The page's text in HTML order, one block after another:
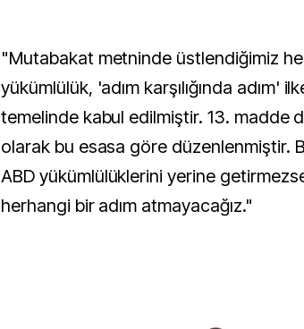
"Mutabakat metninde üstlendiğimiz
yükümlülük, 'adım karşılığında adım'
temelinde kabul edilmiştir. 13. madde
olarak bu esasa göre düzenlenmiştir.
ABD yükümlülüklerini yerine
herhangi bir adım atmayacağız."